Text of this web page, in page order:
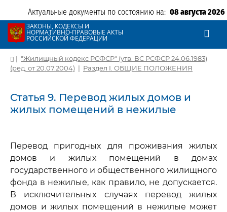
Актуальные документы по состоянию на: 08 августа 2026
ЗАКОНЫ, КОДЕКСЫ И
НОРМАТИВНО-ПРАВОВЫЕ АКТЫ
РОССИЙСКОЙ ФЕДЕРАЦИИ
| "Жилищный кодекс РСФСР" (утв. ВС РСФСР 24.06.1983)
(ред. от 20.07.2004) | Раздел I. ОБЩИЕ ПОЛОЖЕНИЯ
Статья 9. Перевод жилых домов и
жилых помещений в нежилые
Перевод пригодных для проживания жилых
домов и жилых помещений в домах
государственного и общественного жилищного
фонда в нежилые, как правило, не допускается.
В исключительных случаях перевод жилых
домов и жилых помещений в нежилые может